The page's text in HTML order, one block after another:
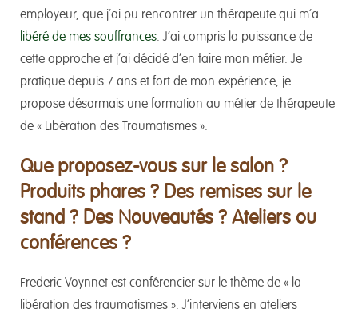
employeur, que j’ai pu rencontrer un thérapeute qui m’a
libéré de mes souffrances. J’ai compris la puissance de
cette approche et j’ai décidé d’en faire mon métier. Je
pratique depuis 7 ans et fort de mon expérience, je
propose désormais une formation au métier de thérapeute
de « Libération des Traumatismes ».
Que proposez-vous sur le salon ?
Produits phares ? Des remises sur le
stand ? Des Nouveautés ? Ateliers ou
conférences ?
Frederic Voynnet est conférencier sur le thème de « la
libération des traumatismes ». J’interviens en ateliers